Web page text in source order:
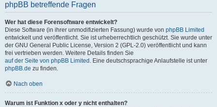
phpBB betreffende Fragen
Wer hat diese Forensoftware entwickelt?
Diese Software (in ihrer unmodifizierten Fassung) wurde von phpBB Limited
entwickelt und veröffentlicht. Sie ist urheberrechtlich geschützt. Sie wurde unter
der GNU General Public License, Version 2 (GPL-2.0) veröffentlicht und kann
frei vertrieben werden. Weitere Details finden Sie
auf der Seite von phpBB Limited . Eine deutschsprachige Anlaufstelle ist unter
phpBB.de zu finden.
Nach oben
Warum ist Funktion x oder y nicht enthalten?